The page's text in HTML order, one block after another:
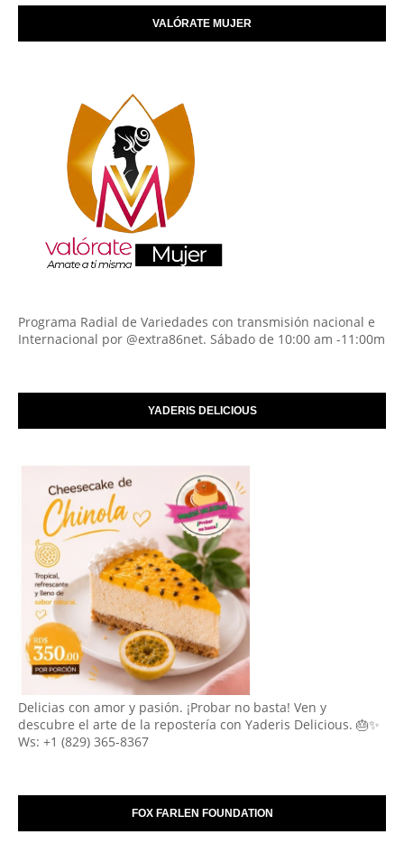
VALÓRATE MUJER
Programa Radial de Variedades con transmisión nacional e
Internacional por @extra86net. Sábado de 10:00 am -11:00m
YADERIS DELICIOUS
Delicias con amor y pasión. ¡Probar no basta! Ven y
descubre el arte de la repostería con Yaderis Delicious. 🎂✨
Ws: +1 (829) 365-8367
FOX FARLEN FOUNDATION